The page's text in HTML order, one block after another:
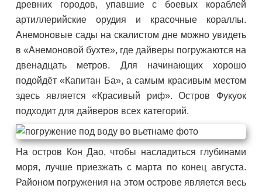
древних городов, упавшие с боевых кораблей
артиллерийские орудия и красочные кораллы.
Анемоновые сады на скалистом дне можно увидеть
в «Анемоновой бухте», где дайверы погружаются на
двенадцать метров. Для начинающих хорошо
подойдёт «Капитан Ба», а самым красивым местом
здесь является «Красивый риф». Остров Фукуок
подходит для дайверов всех категорий.
На остров Кон Дао, чтобы насладиться глубинами
моря, лучше приезжать с марта по конец августа.
Районом погружения на этом острове является весь